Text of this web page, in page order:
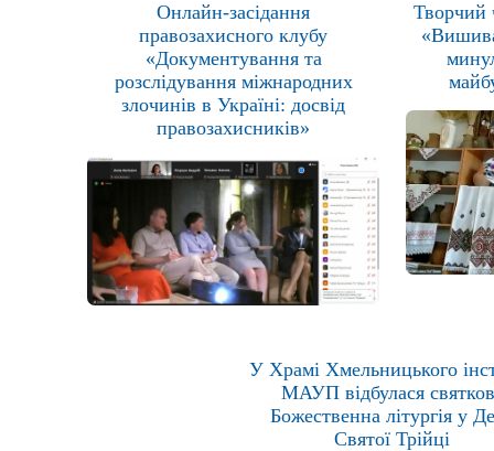
Онлайн-засідання
правозахисного клубу
«Документування та
розслідування міжнародних
злочинів в Україні: досвід
правозахисників»
У Храмі Хмельницького
МАУП відбулася
Божественна літургія у
Святої Трійці